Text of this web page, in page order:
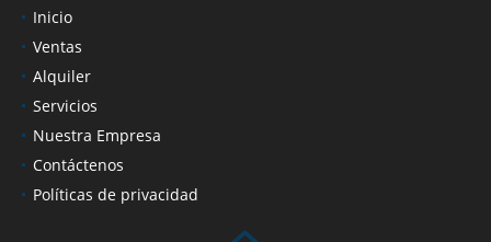
Inicio
Ventas
Alquiler
Servicios
Nuestra Empresa
Contáctenos
Políticas de privacidad